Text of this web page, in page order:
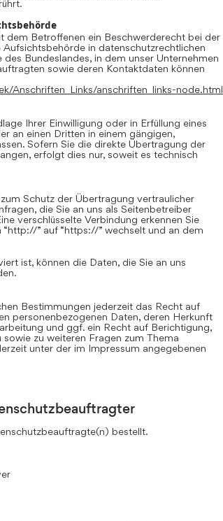
dem Betroffenen ein Beschwerderecht bei der
in datenschutzrechtlichen
Bundeslandes, in dem unser Unternehmen
sowie deren Kontaktdaten können
Anschriften_Links/anschriften_links-node.html
Ihrer Einwilligung oder in Erfüllung eines
an einen Dritten in einem gängigen,
Sofern Sie die direkte Übertragung der
erfolgt dies nur, soweit es technisch
Schutz der Übertragung vertraulicher
die Sie an uns als Seitenbetreiber
verschlüsselte Verbindung erkennen Sie
” auf “https://” wechselt und an dem
ist, können die Daten, die Sie an uns
Bestimmungen jederzeit das Recht auf
personenbezogenen Daten, deren Herkunft
und ggf. ein Recht auf Berichtigung,
zu weiteren Fragen zum Thema
unter der im Impressum angegebenen
bestellt.